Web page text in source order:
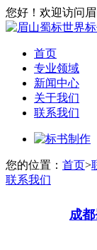
您好！欢迎访问
首页
专业领域
新闻中心
关于我们
联系我们
您的位置： 首页>
联系我们
成